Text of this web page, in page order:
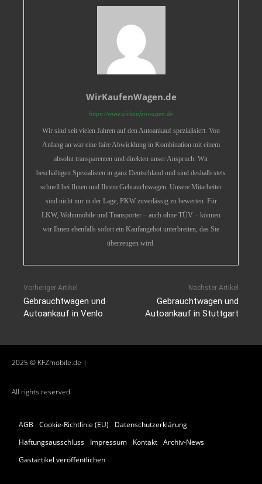
WirKaufenWagen.de
https://www.wirkaufenwagen.de
Wir sind seit vielen Jahren auf den Autoankauf spezialisiert. Von
Anfang an war eine faire Abwicklung in Kombination mit einem
absolut transparenten und direkten unser Anspruch. Wir
beschäftigen Spezialisten in ganz Deutschland und sind deshalb stets
schnell bei Ihnen und Ihrem Gebrauchtwagen. Unsere Mitarbeiter
sind nicht nur in der Lage, PKW zuverlässig zu bewerten. Für
LKW, Wohnmobile und Transporter – auch ohne TÜV – können
wir Ihnen ebenfalls sofort ein Kaufangebot unterbreiten, das Sie
überzeugen wird.
Vorheriger Artikel
Gebrauchtwagen und
Autoankauf in Venlo
Nächster Artikel
Gebrauchtwagen und
Autoankauf in Stuttgart
2025 © KFZmobile.de |
All rights reserved
AGB Cookie-Richtlinie (EU)
Datenschutzerklärung
Haftungsausschluss
Impressum Kontakt Archiv-News
Gastartikel veröffentlichen